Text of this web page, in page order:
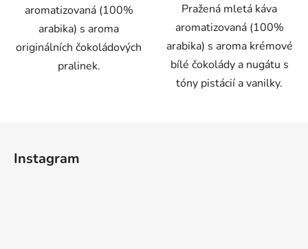
aromatizovaná (100%
arabika) s aroma
originálních čokoládových
pralinek.
Pražená mletá káva
aromatizovaná (100%
arabika) s aroma krémové
bílé čokolády a nugátu s
tóny pistácií a vanilky.
Instagram